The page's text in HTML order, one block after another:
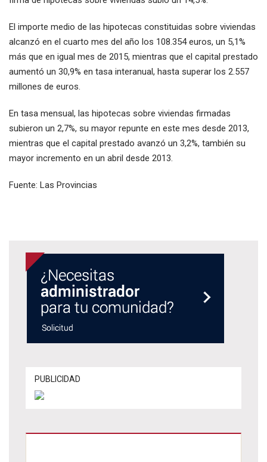
El importe medio de las hipotecas constituidas sobre viviendas
alcanzó en el cuarto mes del año los 108.354 euros, un 5,1%
más que en igual mes de 2015, mientras que el capital prestado
aumentó un 30,9% en tasa interanual, hasta superar los 2.557
millones de euros.
En tasa mensual, las hipotecas sobre viviendas firmadas
subieron un 2,7%, su mayor repunte en este mes desde 2013,
mientras que el capital prestado avanzó un 3,2%, también su
mayor incremento en un abril desde 2013.
Fuente: Las Provincias
PUBLICIDAD